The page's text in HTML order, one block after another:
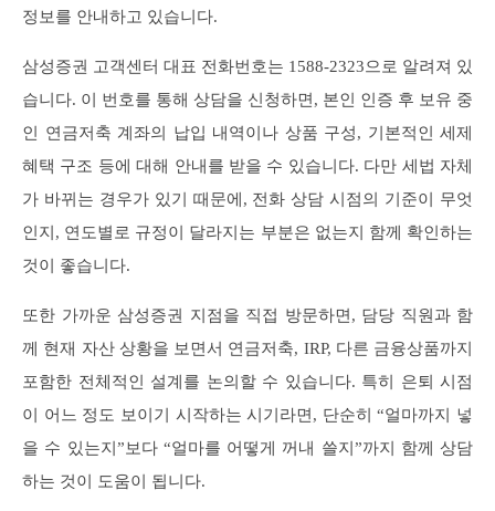
정보를 안내하고 있습니다.
삼성증권 고객센터 대표 전화번호는 1588-2323으로 알려져 있
습니다. 이 번호를 통해 상담을 신청하면, 본인 인증 후 보유 중
인 연금저축 계좌의 납입 내역이나 상품 구성, 기본적인 세제
혜택 구조 등에 대해 안내를 받을 수 있습니다. 다만 세법 자체
가 바뀌는 경우가 있기 때문에, 전화 상담 시점의 기준이 무엇
인지, 연도별로 규정이 달라지는 부분은 없는지 함께 확인하는
것이 좋습니다.
또한 가까운 삼성증권 지점을 직접 방문하면, 담당 직원과 함
께 현재 자산 상황을 보면서 연금저축, IRP, 다른 금융상품까지
포함한 전체적인 설계를 논의할 수 있습니다. 특히 은퇴 시점
이 어느 정도 보이기 시작하는 시기라면, 단순히 “얼마까지 넣
을 수 있는지”보다 “얼마를 어떻게 꺼내 쓸지”까지 함께 상담
하는 것이 도움이 됩니다.